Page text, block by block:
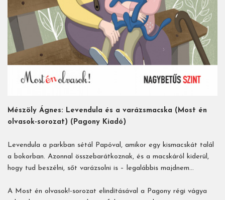
Mészöly Ágnes: Levendula és a varázsmacska (Most én
olvasok-sorozat) (Pagony Kiadó)
Levendula a parkban sétál Papóval, amikor egy kismacskát talál
a bokorban. Azonnal összebarátkoznak, és a macskáról kiderül,
hogy tud beszélni, sőt varázsolni is – legalábbis majdnem…
A Most én olvasok!-sorozat elindításával a Pagony régi vágya